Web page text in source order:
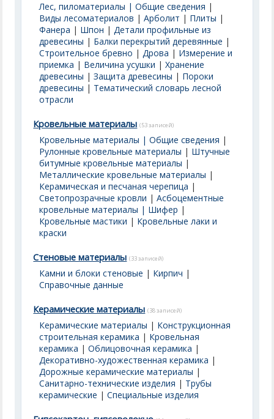
Лес, пиломатериалы | Общие сведения |
Виды лесоматериалов |Арболит | Плиты |
Фанера | Шпон |Детали профильные из
древесины | Балки перекрытий деревянные |
Строительное бревно |Дрова | Измерение и
приемка | Величина усушки |Хранение
древесины |Защита древесины | Пороки
древесины | Тематический словарь лесной
отрасли
Кровельные материалы (53 записей)
Кровельные материалы | Общие сведения |
Рулонные кровельные материалы | Штучные
битумные кровельные материалы |
Металлические кровельные материалы |
Керамическая и песчаная черепица |
Светопрозрачные кровли |Асбоцементные
кровельные материалы | Шифер |
Кровельные мастики | Кровельные лаки и
краски
Стеновые материалы (33 записей)
Камни и блоки стеновые | Кирпич |
Справочные данные
Керамические материалы (38 записей)
Керамические материалы | Конструкционная
строительная керамика | Кровельная
керамика |Облицовочная керамика |
Декоративно-художественная керамика |
Дорожные керамические материалы |
Санитарно-технические изделия | Трубы
керамические |Специальные изделия